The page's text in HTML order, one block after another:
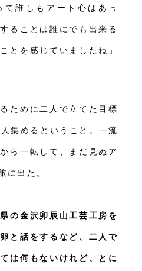
て誰しもアート心はあっ
ることは誰にでも出来る
とを感じていましたね」
ために二人で立てた目標
集めるということ。一流
ら一転して、まだ見ぬア
に出た。
の金沢卯辰山工芸工房を
と話をするなど、二人で
は何もないけれど、とに